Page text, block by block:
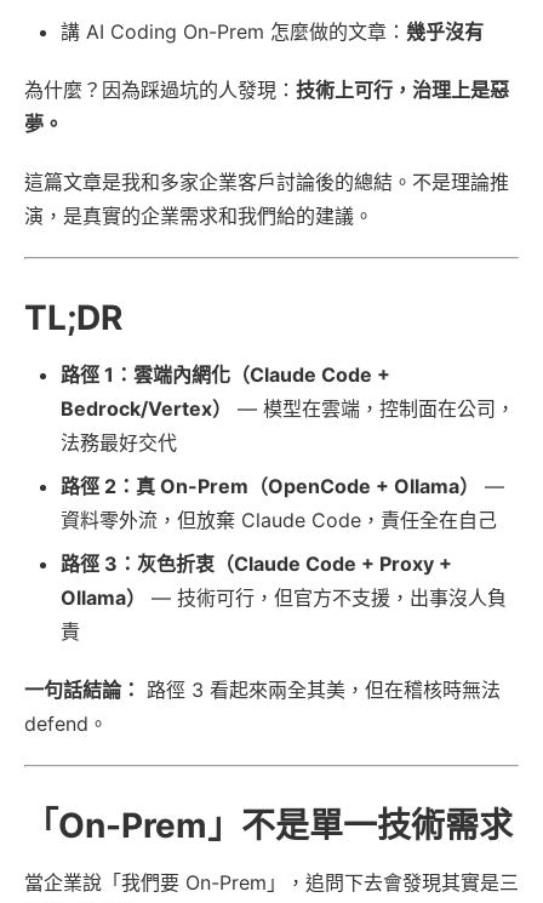
講 AI Coding On-Prem 怎麼做的文章： 幾乎沒有
為什麼？因為踩過坑的人發現： 技術上可行，治理上是惡
夢。
這篇文章是我和多家企業客戶討論後的總結。不是理論推
演，是真實的企業需求和我們給的建議。
TL;DR
路徑 1：雲端內網化（Claude Code +
Bedrock/Vertex）
— 模型在雲端，控制面在公司，
法務最好交代
路徑 2：真 On-Prem（OpenCode + Ollama）
—
資料零外流，但放棄 Claude Code，責任全在自己
路徑 3：灰色折衷（Claude Code + Proxy +
Ollama）
— 技術可行，但官方不支援，出事沒人負
責
一句話結論： 路徑 3 看起來兩全其美，但在稽核時無法
defend。
「On-Prem」不是單一技術需求
當企業說「我們要 On-Prem」，追問下去會發現其實是三